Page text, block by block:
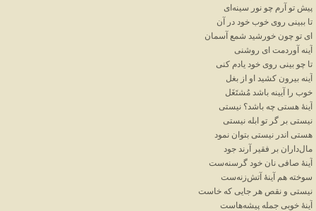
پیش تو آرم چو نور سینهای
تا ببینی روی خوب خود در آن
ای تو چون خورشید شمع آسمان
آینه آوردمت ای روشنی
تا چو بینی روی خود یادم کنی
آینه بیرون کشید او از بغل
خوب را آیینه باشد مُشتَغَل
آینهٔ هستی چه باشد؟ نیستی
نیستی بر گر تو ابله نیستی
هستی اندر نیستی بتوان نمود
مالداران بر فقیر آرند جود
آینهٔ صافی نان خود گرسنهست
سوخته هم آینهٔ آتشزنهست
نیستی و نقص هر جایی که خاست
آینهٔ خوبی جمله پیشههاست